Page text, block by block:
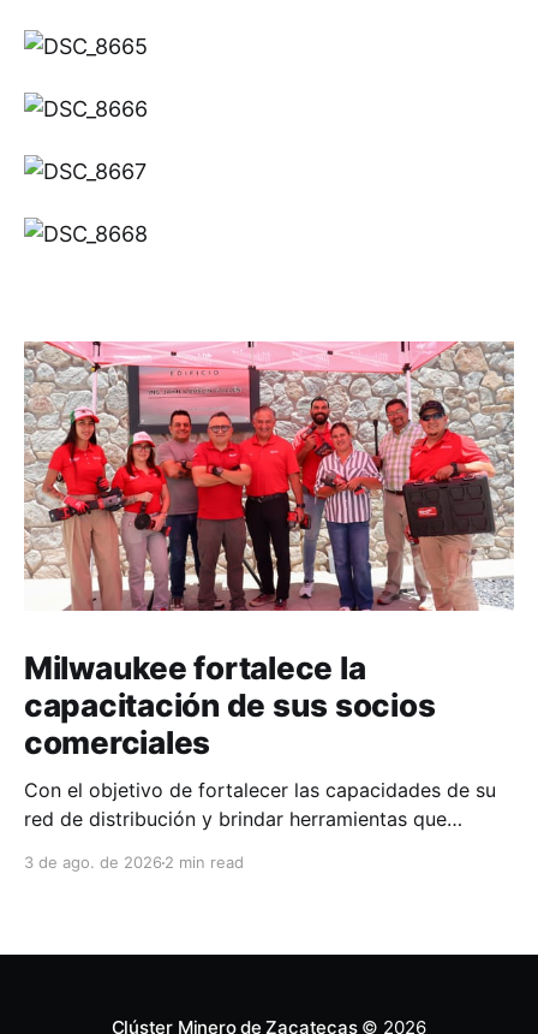
Milwaukee fortalece la
capacitación de sus socios
comerciales
Con el objetivo de fortalecer las capacidades de su
red de distribución y brindar herramientas que
técnico, Milwaukee llevó a cabo una capacitación
3 de ago. de 2026 2 min read
Clúster Minero de Zacatecas© 2026